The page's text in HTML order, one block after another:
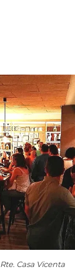
Rte. Casa Vicenta